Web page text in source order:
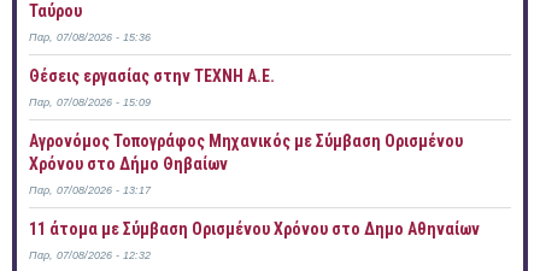
Ταύρου
Παρ, 07/08/2026 - 15:36
Θέσεις εργασίας στην ΤΕΧΝΗ Α.Ε.
Παρ, 07/08/2026 - 15:09
Αγρονόμος Τοπογράφος Μηχανικός με Σύμβαση Ορισμένου
Χρόνου στο Δήμο Θηβαίων
Παρ, 07/08/2026 - 13:17
11 άτομα με Σύμβαση Ορισμένου Χρόνου στο Δημο Αθηναίων
Παρ, 07/08/2026 - 12:32